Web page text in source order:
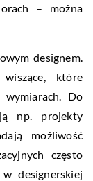
– można
designem.
które
Do
np. projekty
możliwość
często
designerskiej